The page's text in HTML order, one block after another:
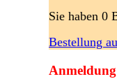
Sie haben 0
Bestellung
Anmeldung